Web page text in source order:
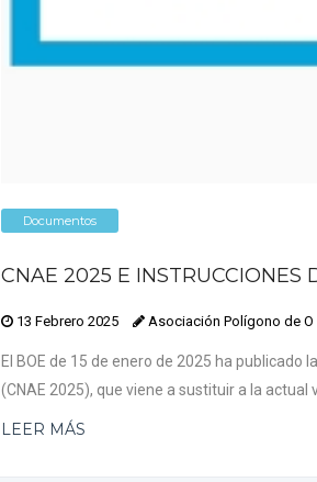
Documentos
CNAE 2025 E INSTRUCCIONES
13 Febrero 2025 Asociación Polígono de O
El BOE de 15 de enero de 2025 ha publicado
(CNAE 2025), que viene a sustituir a la actual
LEER MÁS